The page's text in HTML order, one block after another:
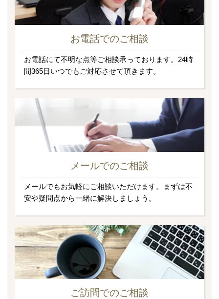
お電話でのご相談
お電話にて不明な点等ご相談承っております。24時
間365日いつでもご対応させて頂きます。
メールでのご相談
メールでもお気軽にご相談いただけます。まずは不
安や疑問点から一緒に解決しましょう。
ご訪問でのご相談